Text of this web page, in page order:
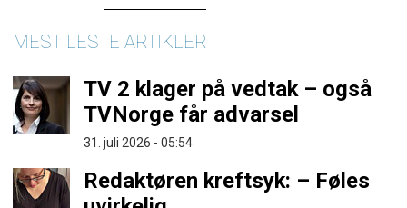
MEST LESTE ARTIKLER
TV 2 klager på vedtak – også
TVNorge får advarsel
31. juli 2026 - 05:54
Redaktøren kreftsyk: – Føles